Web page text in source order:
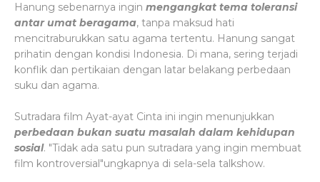
Hanung sebenarnya ingin mengangkat tema toleransi
antar umat beragama, tanpa maksud hati
mencitraburukkan satu agama tertentu. Hanung sangat
prihatin dengan kondisi Indonesia. Di mana, sering terjadi
konflik dan pertikaian dengan latar belakang perbedaan
suku dan agama.
Sutradara film Ayat-ayat Cinta ini ingin menunjukkan
perbedaan bukan suatu masalah dalam kehidupan
sosial. "Tidak ada satu pun sutradara yang ingin membuat
film kontroversial"ungkapnya di sela-sela talkshow.